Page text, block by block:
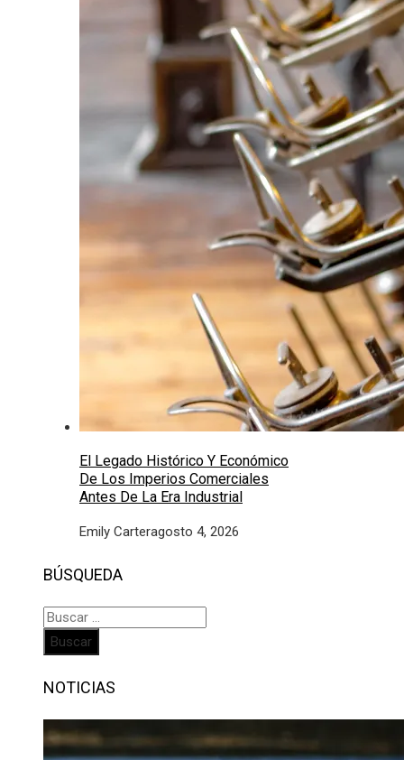
El Legado Histórico Y Económico
De Los Imperios Comerciales
Antes De La Era Industrial
Emily Carteragosto 4, 2026
BÚSQUEDA
Buscar:
NOTICIAS